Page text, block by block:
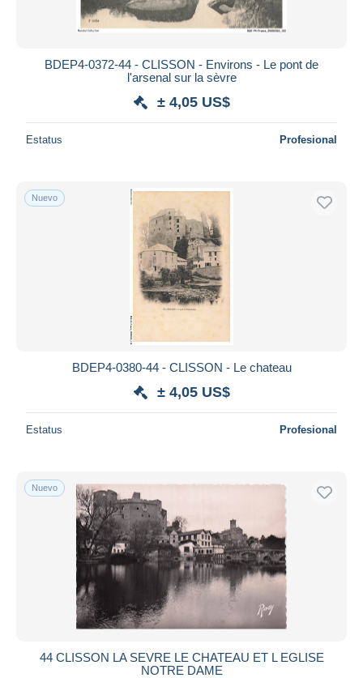
BDEP4-0372-44 - CLISSON - Environs - Le pont de
l'arsenal sur la sèvre
± 4,05 US$
Estatus Profesional
Nuevo
BDEP4-0380-44 - CLISSON - Le chateau
± 4,05 US$
Estatus Profesional
Nuevo
44 CLISSON LA SEVRE LE CHATEAU ET L EGLISE
NOTRE DAME